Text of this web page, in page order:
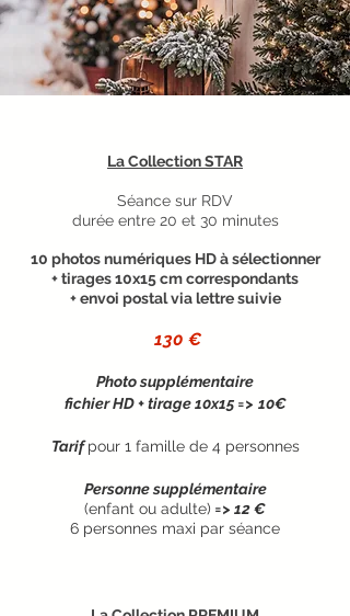
La Collection STAR
Séance sur RDV
durée entre 20 et 30 minutes
10 photos numériques HD à sélectionner
+ tirages 10x15 cm correspondants
+ envoi postal via lettre suivie
130 €
Photo supplémentaire
fichier HD + tirage 10x15 => 10€
Tarifpour 1 famille de 4 personnes
Personne supplémentaire
(enfant ou adulte) => 12 €
6 personnes maxi par séance